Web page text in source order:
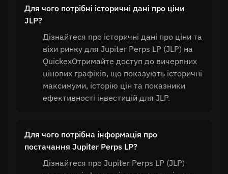
Для чого потрібні історичні дані про ціни
JLP?
Дізнайтеся про історичні дані про ціни та
віхи ринку для Jupiter Perps LP (JLP) на
QuickexОтримайте доступ до вичерпних
цінових графіків, що показують історичні
максимуми, історію цін та показники
ефективності інвестицій для JLP.
Для чого потрібна інформація про
постачання Jupiter Perps LP?
Дізнайтеся про Jupiter Perps LP (JLP)